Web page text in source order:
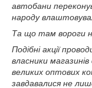
автобани
народу
Та що там вороги
Подібні акції
власники
великих оптових
завдавалися не